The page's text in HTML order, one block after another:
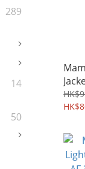
289
14
50